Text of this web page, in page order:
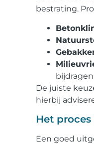
bestrating.
De juiste
hierbij
Het
Een goed